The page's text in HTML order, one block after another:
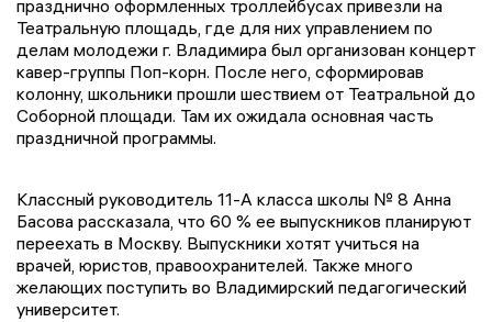
празднично оформленных троллейбусах привезли на
Театральную площадь, где для них управлением по
делам молодежи г. Владимира был организован концерт
кавер-группы Поп-корн. После него, сформировав
колонну, школьники прошли шествием от Театральной до
Соборной площади. Там их ожидала основная часть
праздничной программы.
Классный руководитель 11-А класса школы № 8 Анна
Басова рассказала, что 60 % ее выпускников планируют
переехать в Москву. Выпускники хотят учиться на
врачей, юристов, правоохранителей. Также много
желающих поступить во Владимирский педагогический
университет.